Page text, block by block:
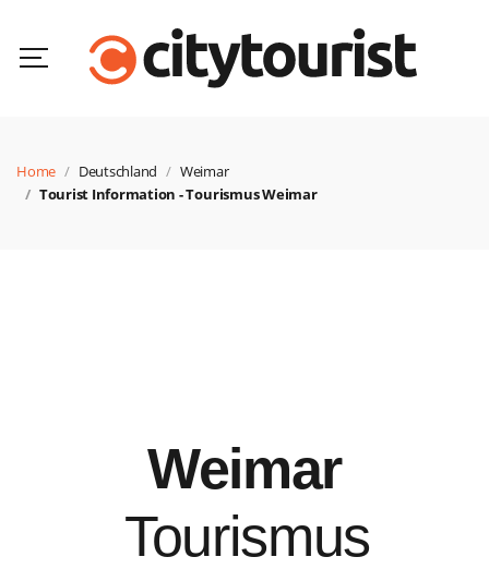
Home Deutschland
Weimar
Tourist Information - Tourismus Weimar
Weimar
Tourismus